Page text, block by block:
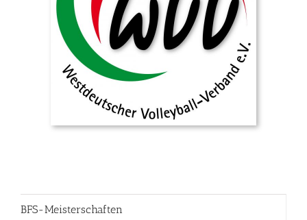
BFS-Meisterschaften